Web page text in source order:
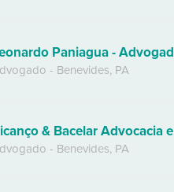
Paniagua -
- Benevides, PA
& Bacelar Advocacia
- Benevides, PA